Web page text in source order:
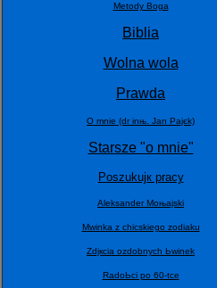
Metody Boga
Biblia
Wolna wola
Prawda
O mnie (dr inњ. Jan Pajєk)
Starsze "o mnie"
Poszukujк pracy
Aleksander Moњajski
Мwinka z chiсskiego zodiaku
Zdjкcia ozdobnych Ьwinek
RadoЬci po 60-tce